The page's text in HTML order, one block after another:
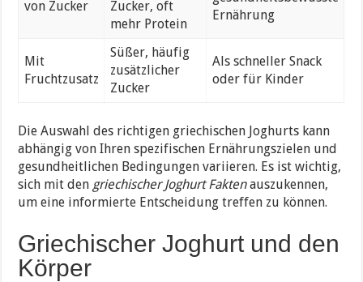
von Zucker
Zucker, oft
mehr Protein
Ernährung
Mit
Fruchtzusatz
Süßer, häufig
zusätzlicher
Zucker
Als schneller Snack
oder für Kinder
Die Auswahl des richtigen griechischen Joghurts kann
abhängig von Ihren spezifischen Ernährungszielen und
gesundheitlichen Bedingungen variieren. Es ist wichtig,
sich mit den griechischer Joghurt Faktenauszukennen,
um eine informierte Entscheidung treffen zu können.
Griechischer Joghurt und den
Körper